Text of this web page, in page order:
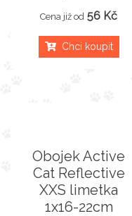
Cena již od 56 Kč
Chci koupit
Obojek Active
Cat Reflective
XXS limetka
1x16-22cm